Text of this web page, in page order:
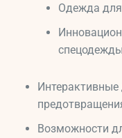
Одежда
Интерактивные
Возможности